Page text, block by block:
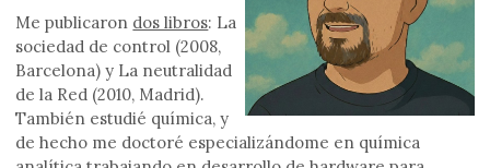
Me publicaron dos libros: La
sociedad de control (2008,
Barcelona) y La neutralidad
de la Red (2010, Madrid).
También estudié química, y
de hecho me doctoré especializándome en química